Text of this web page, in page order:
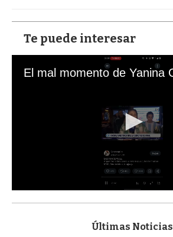
Te puede interesar
s
Últimas Noticias